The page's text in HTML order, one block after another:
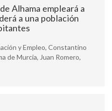
Alhama empleará a
a una población
y Empleo, Constantino
de Murcia, Juan Romero,